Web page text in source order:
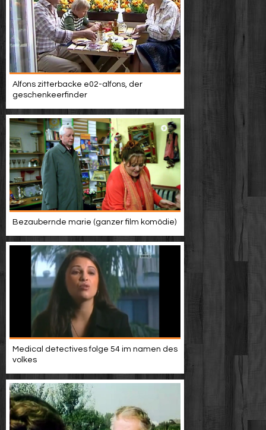
Alfons zitterbacke e02-alfons, der
geschenkeerfinder
Bezaubernde marie (ganzer film komödie)
Medical detectives folge 54 im namen des
volkes